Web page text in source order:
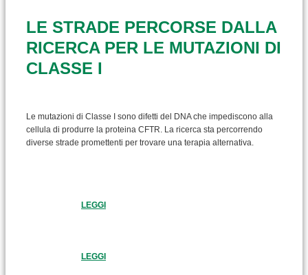
LE STRADE PERCORSE DALLA
RICERCA PER LE MUTAZIONI DI
CLASSE I
Le mutazioni di Classe I sono difetti del DNA che impediscono alla
cellula di produrre la proteina CFTR. La ricerca sta percorrendo
diverse strade promettenti per trovare una terapia alternativa.
LEGGI
LEGGI